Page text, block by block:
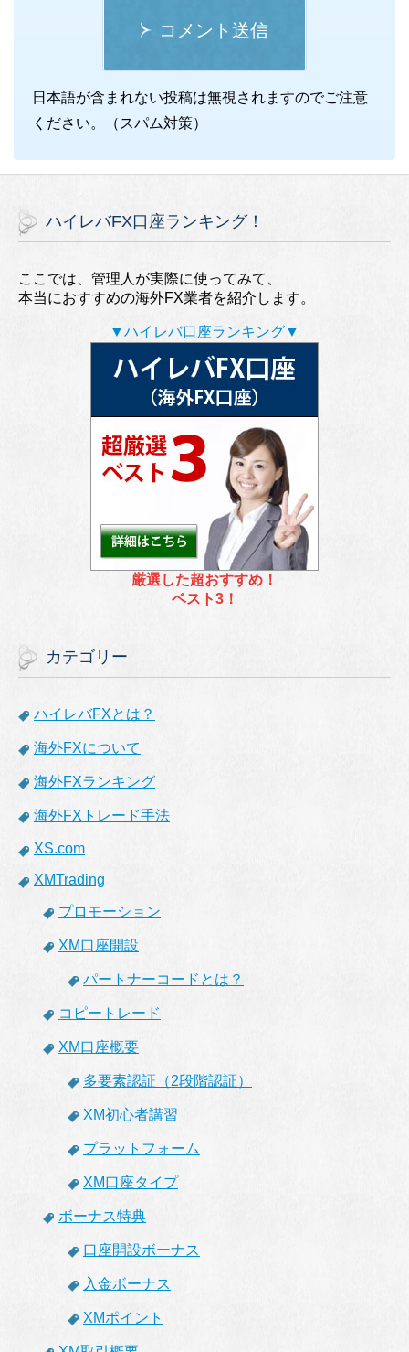
コメント送信
日本語が含まれない投稿は無視されますのでご注意
ください。（スパム対策）
ハイレバFX口座ランキング！
ここでは、管理人が実際に使ってみて、
本当におすすめの海外FX業者を紹介します。
▼ハイレバ口座ランキング▼
厳選した超おすすめ！
ベスト3！
カテゴリー
ハイレバFXとは？
海外FXについて
海外FXランキング
海外FXトレード手法
XS.com
XMTrading
プロモーション
XM口座開設
パートナーコードとは？
コピートレード
XM口座概要
多要素認証（2段階認証）
XM初心者講習
プラットフォーム
XM口座タイプ
ボーナス特典
口座開設ボーナス
入金ボーナス
XMポイント